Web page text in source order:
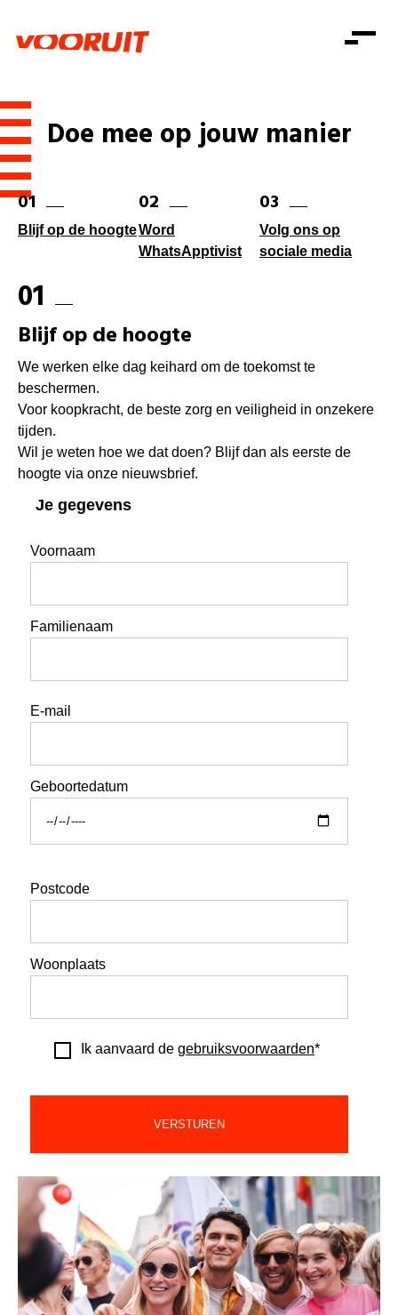
Zorg
Welzijn
Consumentenbescherming
Kinderen en jongeren
Onze mensen
Vacatures
Doe mee
Word lid
Mis niets
Zoeken
Doe mee op jouw manier
01
Blijf op de hoogte
02
Word
WhatsApptivist
03
Volg ons op
sociale media
01
Blijf op de hoogte
We werken elke dag keihard om de toekomst te
beschermen.
Voor koopkracht, de beste zorg en veiligheid in onzekere
tijden.
Wil je weten hoe we dat doen? Blijf dan als eerste de
hoogte via onze nieuwsbrief.
Je gegevens
Voornaam
Familienaam
E-mail
Geboortedatum
Postcode
Woonplaats
Ik aanvaard de gebruiksvoorwaarden*